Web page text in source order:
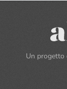
Un progetto